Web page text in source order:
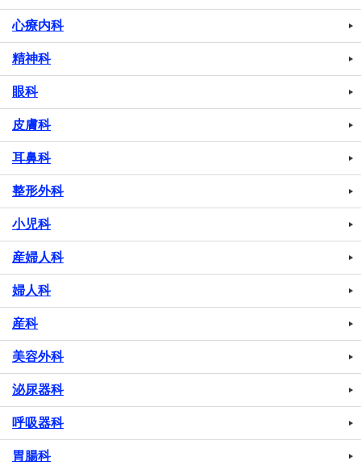
心療内科
精神科
眼科
皮膚科
耳鼻科
整形外科
小児科
産婦人科
婦人科
産科
美容外科
泌尿器科
呼吸器科
胃腸科